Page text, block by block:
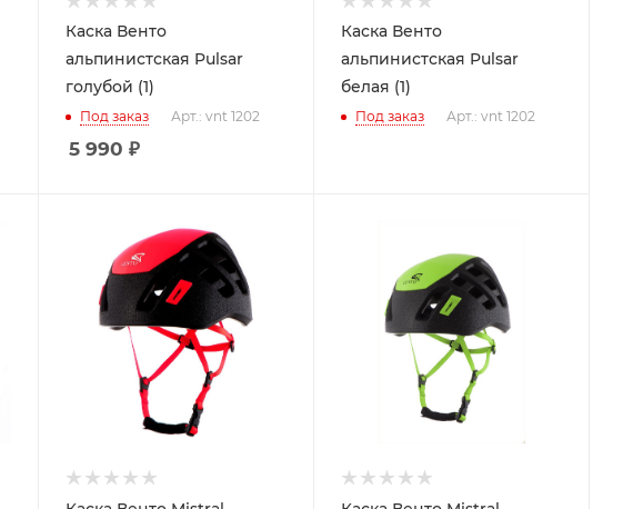
Каска Венто
альпинистская Pulsar
голубой (1)
Под заказ Арт.: vnt 1202
5 990 ₽
Каска Венто
альпинистская Pulsar
белая (1)
Под заказ Арт.: vnt 1202